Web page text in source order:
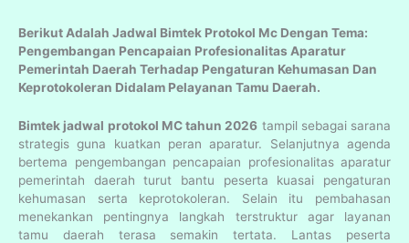
Berikut Adalah Jadwal Bimtek Protokol Mc Dengan Tema:
Pengembangan Pencapaian Profesionalitas Aparatur
Pemerintah Daerah Terhadap Pengaturan Kehumasan Dan
Keprotokoleran Didalam Pelayanan Tamu Daerah.
Bimtek jadwal protokol MC tahun 2026 tampil sebagai sarana
strategis guna kuatkan peran aparatur. Selanjutnya agenda
bertema pengembangan pencapaian profesionalitas aparatur
pemerintah daerah turut bantu peserta kuasai pengaturan
kehumasan serta keprotokoleran. Selain itu pembahasan
menekankan pentingnya langkah terstruktur agar layanan
tamu daerah terasa semakin tertata. Lantas peserta